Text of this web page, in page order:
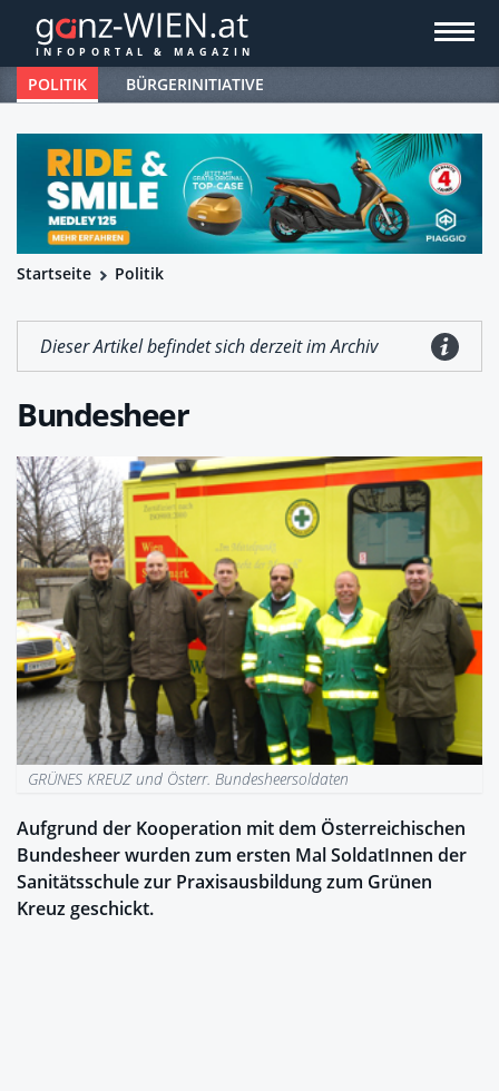
POLITIK BÜRGERINITIATIVE
Startseite Politik
Dieser Artikel befindet sich derzeit im Archiv
Bundesheer
GRÜNES KREUZ und Österr. Bundesheersoldaten
Aufgrund der Kooperation mit dem Österreichischen
Bundesheer wurden zum ersten Mal SoldatInnen der
Sanitätsschule zur Praxisausbildung zum Grünen
Kreuz geschickt.